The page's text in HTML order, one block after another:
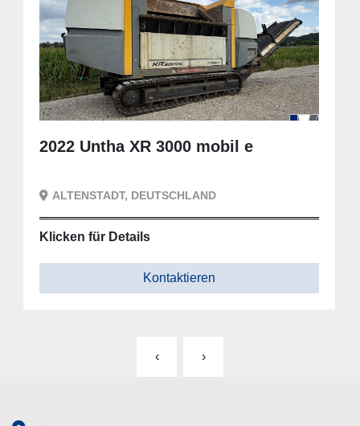
2022 Untha XR 3000 mobil e
ALTENSTADT, DEUTSCHLAND
Klicken für Details
Kontaktieren
‹ ›